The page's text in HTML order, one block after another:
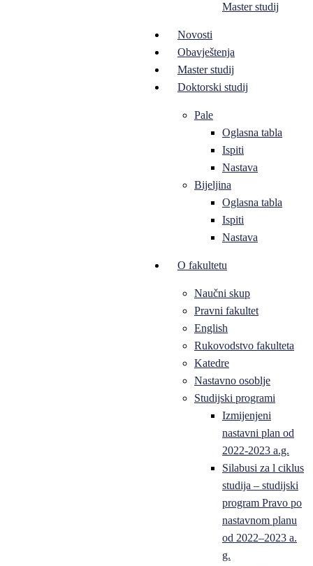
Master studij
Novosti
Obavještenja
Master studij
Doktorski studij
Pale
Oglasna tabla
Ispiti
Nastava
Bijeljina
Oglasna tabla
Ispiti
Nastava
O fakultetu
Naučni skup
Pravni fakultet
English
Rukovodstvo fakulteta
Katedre
Nastavno osoblje
Studijski programi
Izmijenjeni
nastavni plan od
2022-2023 a.g.
Silabusi za l ciklus
studija – studijski
program Pravo po
nastavnom planu
od 2022–2023 a.
g.